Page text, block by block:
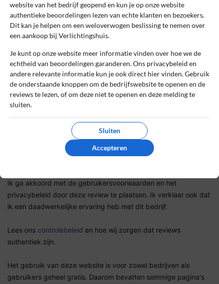
Sterrenbeoordeling *
De review *
Ik ga akkoord met de gebruikersvoorwaarden en het
privacybeleid door deze review te plaatsen. Ik verklaar ook dat
ik een daadwerkelijke ervaring heb met dit bedrijf.
Lees ons controlebeleid en hoe wij zorgen dat reviews
authentiek zijn.
Het gebruik van deze website is voor zowel bedrijven als
gebruikers geheel gratis. Daarom bevatten sommige pagina's
website van het bedrijf geopend en kun je op onze website
authentieke beoordelingen lezen van echte klanten en bezoekers.
Dit kan je helpen om een weloverwogen beslissing te nemen over
een aankoop bij Verlichtingshuis.
Je kunt op onze website meer informatie vinden over hoe we de
echtheid van beoordelingen garanderen. Ons privacybeleid en
andere relevante informatie kun je ook direct hier vinden. Gebruik
de onderstaande knoppen om de bedrijfswebsite te openen en de
reviews te lezen, of om deze niet te openen en deze melding te
sluiten.
Sluiten
Accepteren